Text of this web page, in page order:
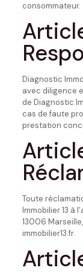
consommateur.
Diagnostic
avec diligence
de Diagnostic
cas de faute
prestation
Toute
Immobilier 13 à
13006
immobilier13.fr.